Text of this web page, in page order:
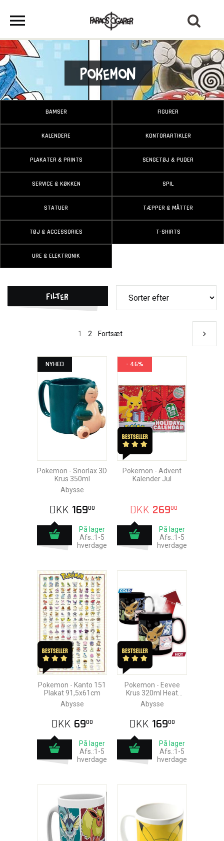
Pokemon
BAMSER FIGURER
KALENDERE KONTORARTIKLER
PLAKATER & PRINTS SENGETØJ & PUDER
SERVICE & KØKKEN SPIL
STATUER TÆPPER & MÅTTER
TØJ & ACCESSORIES T-SHIRTS
URE & ELEKTRONIK
Filter
1 2 Fortsæt
NYHED
Pokemon - Snorlax 3D
Krus 350ml
Abysse
DKK 16900
På lager
Afs.:1-5
hverdage
- 46%
Pokemon - Advent
Kalender Jul
DKK 26900
På lager
Afs.:1-5
hverdage
Pokemon - Kanto 151
Plakat 91,5x61cm
Abysse
DKK 6900
På lager
Afs.:1-5
hverdage
Pokemon - Eevee
Krus 320ml Heat
Change
Abysse
DKK 16900
På lager
Afs.:1-5
hverdage